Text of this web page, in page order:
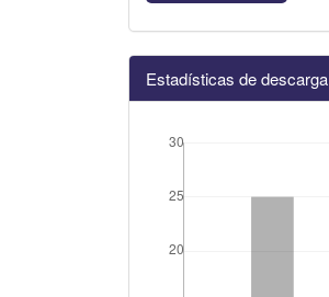
Estadísticas de descarga